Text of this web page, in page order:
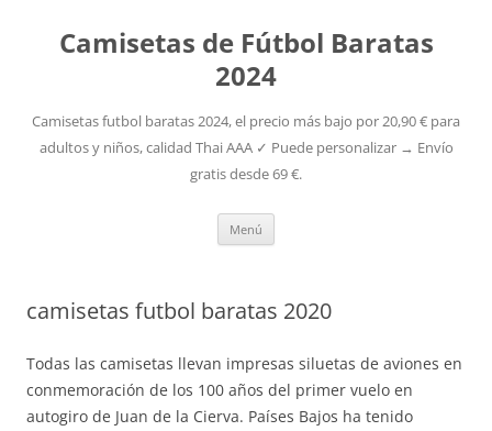
Camisetas de Fútbol Baratas
2024
Camisetas futbol baratas 2024, el precio más bajo por 20,90 € para
adultos y niños, calidad Thai AAA ✓ Puede personalizar → Envío
gratis desde 69 €.
Menú
camisetas futbol baratas 2020
Todas las camisetas llevan impresas siluetas de aviones en
conmemoración de los 100 años del primer vuelo en
autogiro de Juan de la Cierva. Países Bajos ha tenido